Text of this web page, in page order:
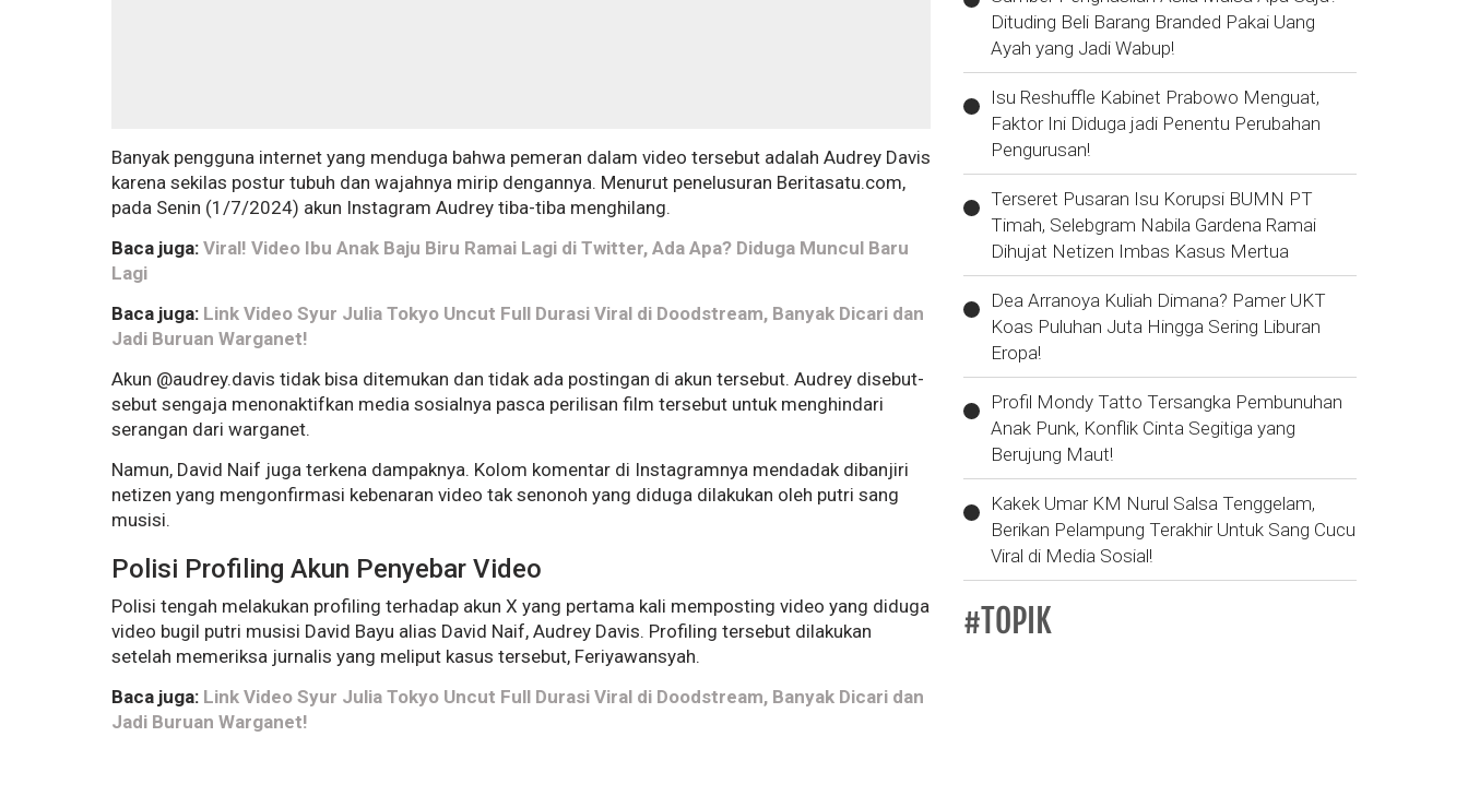
Banyak pengguna internet yang menduga bahwa pemeran dalam video tersebut adalah Audrey Davis
karena sekilas postur tubuh dan wajahnya mirip dengannya. Menurut penelusuran Beritasatu.com,
pada Senin (1/7/2024) akun Instagram Audrey tiba-tiba menghilang.
Baca juga: Viral! Video Ibu Anak Baju Biru Ramai Lagi di Twitter, Ada Apa? Diduga Muncul Baru
Lagi
Baca juga: Link Video Syur Julia Tokyo Uncut Full Durasi Viral di Doodstream, Banyak Dicari dan
Jadi Buruan Warganet!
Akun @audrey.davis tidak bisa ditemukan dan tidak ada postingan di akun tersebut. Audrey disebut-
sebut sengaja menonaktifkan media sosialnya pasca perilisan film tersebut untuk menghindari
serangan dari warganet.
Namun, David Naif juga terkena dampaknya. Kolom komentar di Instagramnya mendadak dibanjiri
netizen yang mengonfirmasi kebenaran video tak senonoh yang diduga dilakukan oleh putri sang
musisi.
Polisi Profiling Akun Penyebar Video
Polisi tengah melakukan profiling terhadap akun X yang pertama kali memposting video yang diduga
video bugil putri musisi David Bayu alias David Naif, Audrey Davis. Profiling tersebut dilakukan
setelah memeriksa jurnalis yang meliput kasus tersebut, Feriyawansyah.
Baca juga: Link Video Syur Julia Tokyo Uncut Full Durasi Viral di Doodstream, Banyak Dicari dan
Jadi Buruan Warganet!
Dituding Beli Barang Branded Pakai Uang
Ayah yang Jadi Wabup!
Isu Reshuffle Kabinet Prabowo Menguat,
Faktor Ini Diduga jadi Penentu Perubahan
Pengurusan!
Terseret Pusaran Isu Korupsi BUMN PT
Timah, Selebgram Nabila Gardena Ramai
Dihujat Netizen Imbas Kasus Mertua
Dea Arranoya Kuliah Dimana? Pamer UKT
Koas Puluhan Juta Hingga Sering Liburan
Eropa!
Profil Mondy Tatto Tersangka Pembunuhan
Anak Punk, Konflik Cinta Segitiga yang
Berujung Maut!
Kakek Umar KM Nurul Salsa Tenggelam,
Berikan Pelampung Terakhir Untuk Sang Cucu
Viral di Media Sosial!
#TOPIK